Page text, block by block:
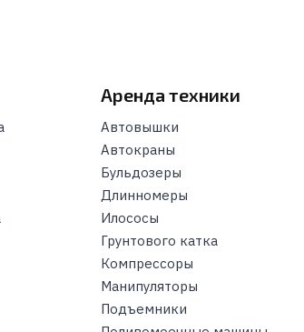
Аренда техники
Автовышки
Автокраны
Бульдозеры
Длинномеры
Илососы
Грунтового катка
Компрессоры
Манипуляторы
Подъемники